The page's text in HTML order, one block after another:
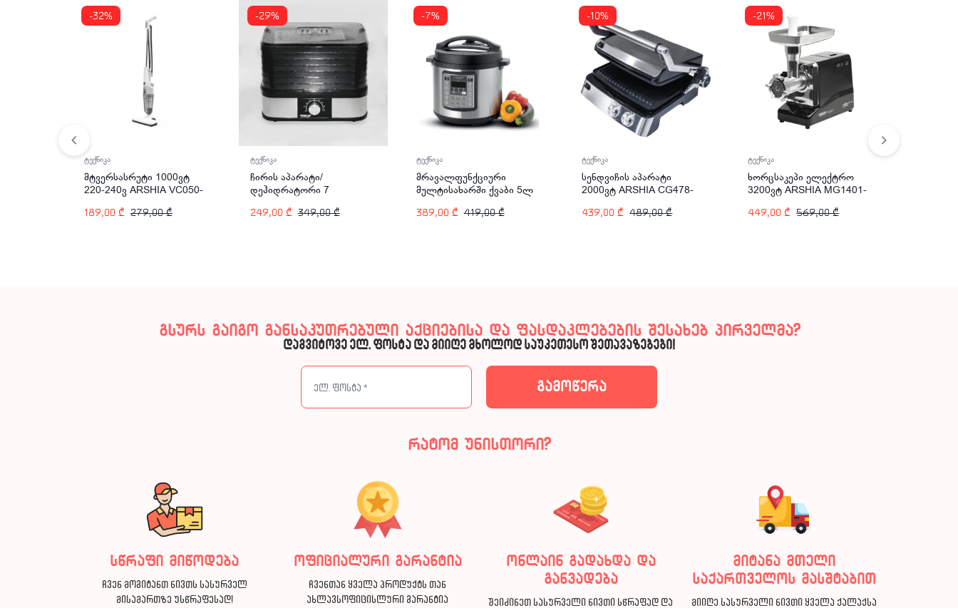
-32%
ტექნიკა
მტვერსასრუტი 1000ვტ
220-240ვ ARSHIA VC050-
189,00 ₾ 279,00₾
-29%
ტექნიკა
ჩირის აპარატი/
დეჰიდრატორი 7
ARSHIA FD110-2830
249,00 ₾ 349,00₾
-7%
ტექნიკა
მრავალფუნქციური
მულტისახარში ქვაბი 5ლ
2372
389,00 ₾ 419,00₾
-10%
ტექნიკა
სენდვიჩის აპარატი
2000ვტ ARSHIA CG478-
439,00₾ 489,00₾
-21%
ტექნიკა
ხორცსაკეპი ელექტრო
3200ვტ ARSHIA MG1401-
449,00₾ 569,00₾
გსურს გაიგო განსაკუთრებული აქციებისა და ფასდაკლებების შესახებ პირველმა?
დაგვიტოვე ელ. ფოსტა და მიიღე მხოლოდ საუკეთესო შეთავაზებები!
რატომ უნისთორი?
სწრაფი მიწოდება
ჩვენ მოგიტანთ ნივთს სასურველ
მისამართზე უსწრაფესად!
ოფიციალური გარანტია
ჩვენთან ყველა პროდუქტს თან
ახლავსოფიცისლური გარანტია
ონლაინ გადახდა და
განვადება
შეიძინეთ სასურველი ნივთი სწრაფად და
მიტანა მთელი
საქართველოს მასშტაბით
მიიღე სასურველი ნივთი ყველა ქალაქსა